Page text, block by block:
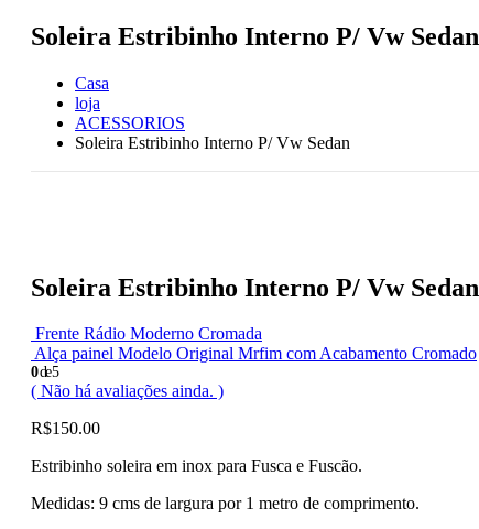
Soleira Estribinho Interno P/ Vw Sedan
Casa
loja
ACESSORIOS
Soleira Estribinho Interno P/ Vw Sedan
Soleira Estribinho Interno P/ Vw Sedan
Frente Rádio Moderno Cromada
Alça painel Modelo Original Mrfim com Acabamento Cromado
0de 5
( Não há avaliações ainda. )
R$150.00
Estribinho soleira em inox para Fusca e Fuscão.
Medidas: 9 cms de largura por 1 metro de comprimento.